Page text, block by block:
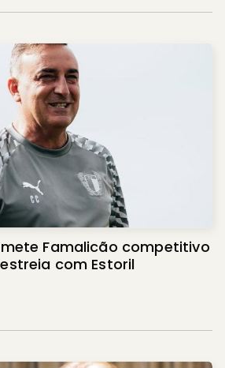
Famalicão competitivo
com Estoril